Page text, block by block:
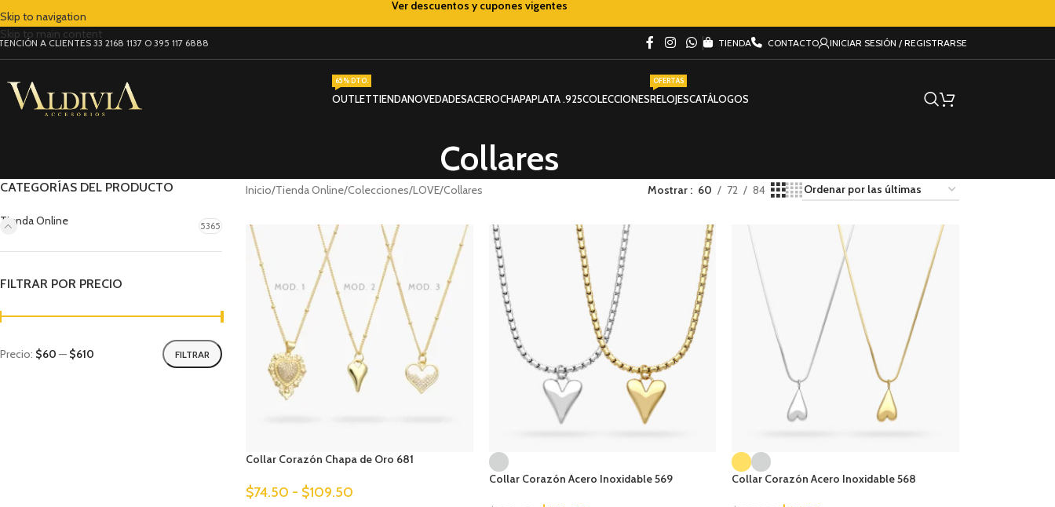
Skip to navigation
Skip to main content
Ver descuentos y cupones vigentes
A CLIENTES 33 2168 1137 O 395 117 6888 TIENDA CONTACTO INICIAR SESIÓN / REGISTRARSE
OUTLET
65% DTO.
TIENDANOVEDADESACEROCHAPAPLATA .925COLECCIONESRELOJES
OFERTAS
CATÁLOGOS
Collares
CATEGORÍAS DEL PRODUCTO
Tienda Online 5365
FILTRAR POR PRECIO
FILTRAR
Precio: $60 — $610
Inicio Tienda Online Colecciones LOVE Collares Mostrar 60 72 84
Collar Corazón Chapa de Oro 681
$74.50 - $109.50
Collar Corazón Acero Inoxidable 569 Collar Corazón Acero Inoxidable 568